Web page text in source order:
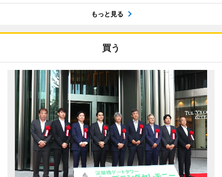
もっと見る
買う